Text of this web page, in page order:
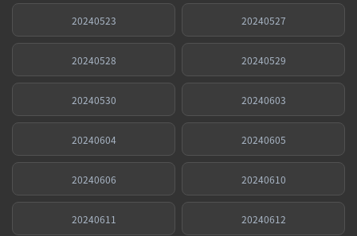
20240523 20240527
20240528 20240529
20240530 20240603
20240604 20240605
20240606 20240610
20240611 20240612